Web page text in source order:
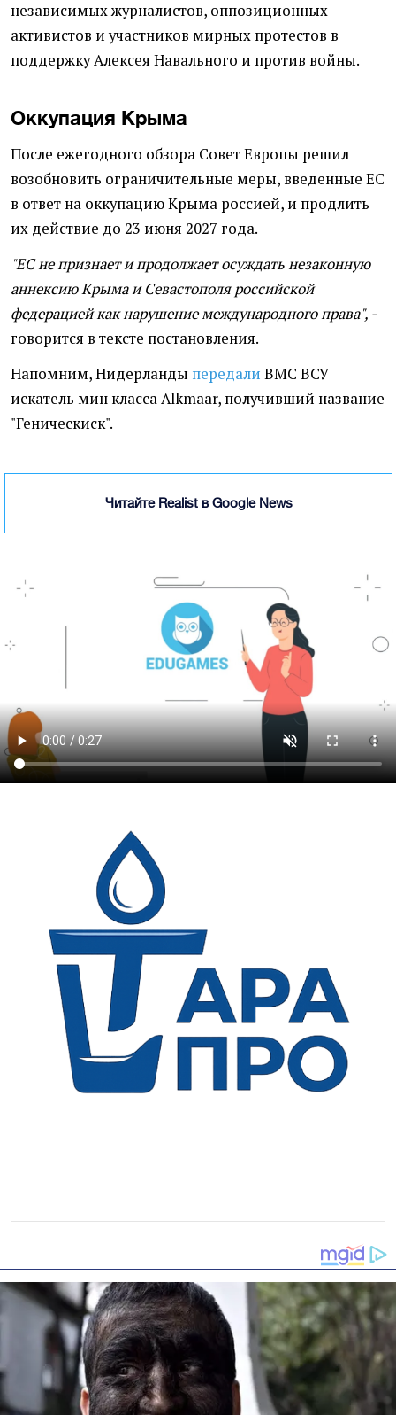
независимых журналистов, оппозиционных
активистов и участников мирных протестов в
поддержку Алексея Навального и против войны.
Оккупация Крыма
После ежегодного обзора Совет Европы решил
возобновить ограничительные меры, введенные ЕС
в ответ на оккупацию Крыма россией, и продлить
их действие до 23 июня 2027 года.
"ЕС не признает и продолжает осуждать незаконную
аннексию Крыма и Севастополя российской
федерацией как нарушение международного права", -
говорится в тексте постановления.
Напомним, Нидерланды передали ВМС ВСУ
искатель мин класса Alkmaar, получивший название
"Геническиск".
Читайте Realist в Google News